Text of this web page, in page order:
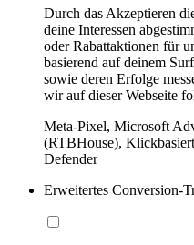
Durch das Akzeptieren
deine Interessen
oder Rabattaktionen für
basierend auf deinem
sowie deren Erfolge
wir auf dieser Webseite
Meta-Pixel, Microsoft
(RTBHouse),
Defender
Erweitertes Conversion-